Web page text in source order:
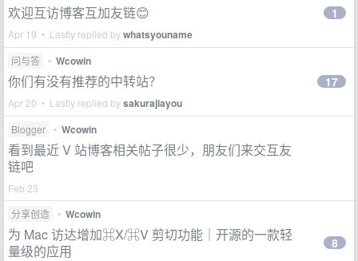
欢迎互访博客互加友链😊
Apr 19 • Lastly replied bywhatsyouname
1
问与答 • Wcowin
你们有没有推荐的中转站？
Apr 20 • Lastly replied bysakurajiayou
17
Blogger • Wcowin
看到最近 V 站博客相关帖子很少，朋友们来交互友
链吧
Feb 23
分享创造
• Wcowin
为 Mac 访达增加⌘X/⌘V 剪切功能｜开源的一款轻
量级的应用
8